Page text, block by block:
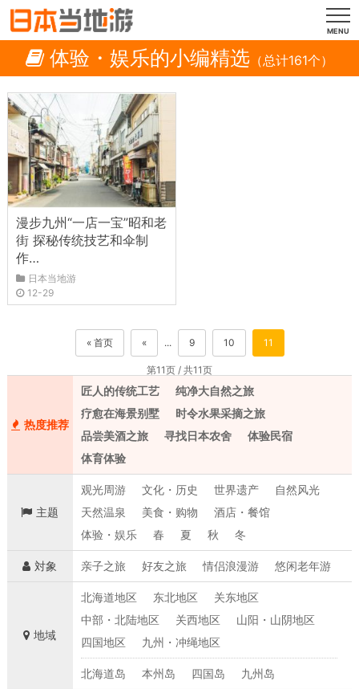
MENU
体验・娱乐的小编精选 （总计161个）
漫步九州“一店一宝”昭和老
街 探秘传统技艺和伞制
作…
日本当地游
12-29
第11页 / 共11页
« 首页 « ... 9 10 11
热度推荐
匠人的传统工艺
纯净大自然之旅
疗愈在海景别墅
时令水果采摘之旅
品尝美酒之旅
寻找日本农舍
体验民宿
体育体验
主题
观光周游 文化・历史 世界遗产
自然风光
天然温泉
美食・购物
酒店・餐馆
体验・娱乐
春 夏 秋 冬
対象 亲子之旅 好友之旅 情侣浪漫游 悠闲老年游
地域
北海道地区 东北地区
关东地区
中部・北陆地区
关西地区
山阳・山阴地区
四国地区
九州・冲绳地区
北海道岛 本州岛 四国岛 九州岛